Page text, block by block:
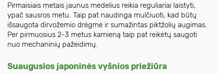
Pirmaisiais metais jaunus medelius reikia reguliariai laistyti,
ypač sausros metu. Taip pat naudinga mulčiuoti, kad būtų
išsaugota dirvožemio drėgmė ir sumažintas piktžolių augimas.
Per pirmuosius 2-3 metus kamieną taip pat reikėtų saugoti
nuo mechaninių pažeidimų.
Suaugusios japoninės vyšnios priežiūra